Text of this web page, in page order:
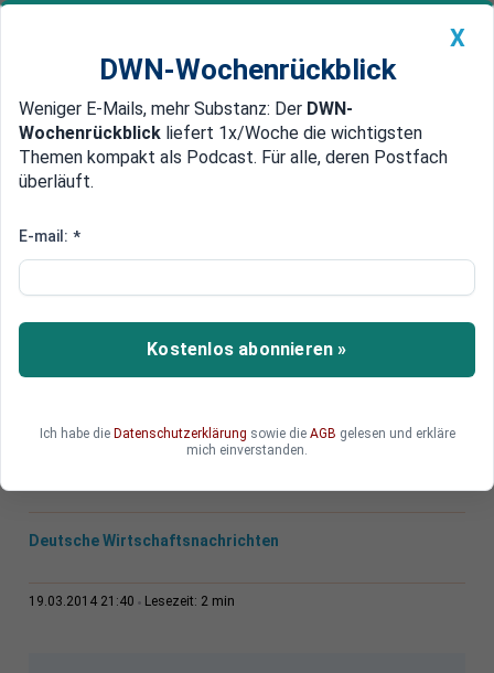
Newsticker MEIN DWN: Geldanlage Premium
Edelmetalle DWN-Magazin China
Hoffnung auf Arbeitsmarkt
US-Notenbank kündigt Zins-
Wende für 2015 an
Die US-Notenbank will weiter US-Staatsanleihen
kommt.
Deutsche Wirtschaftsnachrichten
19.03.2014 21:40 Lesezeit: 2 min
X
DWN-Wochenrückblick
Weniger E-Mails, mehr Substanz: Der DWN-
Wochenrückblick liefert 1x/Woche die wichtigsten
Themen kompakt als Podcast. Für alle, deren Postfach
überläuft.
E-mail: *
Kostenlos abonnieren »
Ich habe die Datenschutzerklärung sowie die AGB gelesen und erkläre
mich einverstanden.